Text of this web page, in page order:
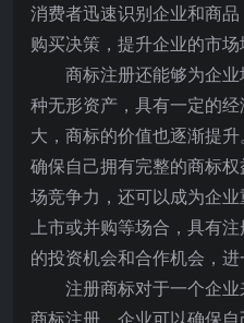
消费者迅速识别企业和商
购买决策，提升企业的市场
商标注册还能够为企
种无形资产，具有一定的
大，商标的价值也逐渐提
确保自己拥有完整的商标
场竞争力，还可以成为企业
上市或并购等场合，具有
的投资机会和合作机会，进
注册商标对于一个企